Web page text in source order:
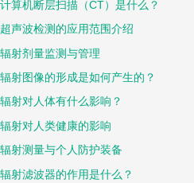
计算机断层扫描（CT）是什么？
超声波检测的应用范围介绍
辐射剂量监测与管理
辐射图像的形成是如何产生的？
辐射对人体有什么影响？
辐射对人类健康的影响
辐射测量与个人防护装备
辐射滤波器的作用是什么？